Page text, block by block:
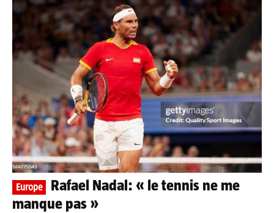
Europe
Rafael Nadal: « le tennis ne me
manque pas »